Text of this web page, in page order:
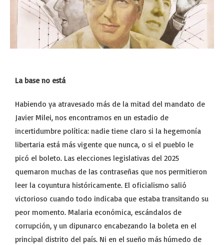
La base no está
Habiendo ya atravesado más de la mitad del mandato de
Javier Milei, nos encontramos en un estadio de
incertidumbre política: nadie tiene claro si la hegemonía
libertaria está más vigente que nunca, o si el pueblo le
picó el boleto. Las elecciones legislativas del 2025
quemaron muchas de las contraseñas que nos permitieron
leer la coyuntura históricamente. El oficialismo salió
victorioso cuando todo indicaba que estaba transitando su
peor momento. Malaria económica, escándalos de
corrupción, y un dipunarco encabezando la boleta en el
principal distrito del país. Ni en el sueño más húmedo de